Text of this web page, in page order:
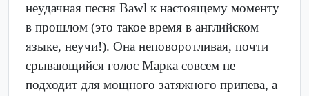
неудачная песня Bawl к настоящему моменту
в прошлом (это такое время в английском
языке, неучи!). Она неповоротливая, почти
срывающийся голос Марка совсем не
подходит для мощного затяжного припева, а